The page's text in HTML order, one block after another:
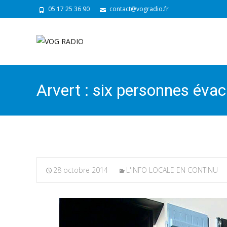
05 17 25 36 90 contact@vogradio.fr
Arvert : six personnes
28 octobre 2014 L'INFO LOCALE EN CONTINU